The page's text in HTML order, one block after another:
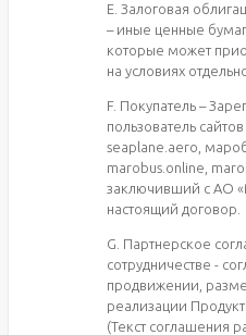
E. Залоговая
– иные ценные
которые может
на условиях
F. Покупатель –
пользователь
seaplane.aero,
marobus.online,
заключивший с АО
настоящий договор.
G. Партнерское
сотрудничестве -
продвижении,
реализации
(Текст соглашения